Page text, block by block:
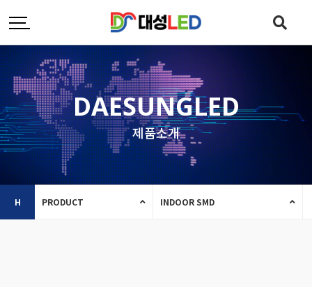
DAESUNGLED
제품소개
H PRODUCT INDOOR SMD